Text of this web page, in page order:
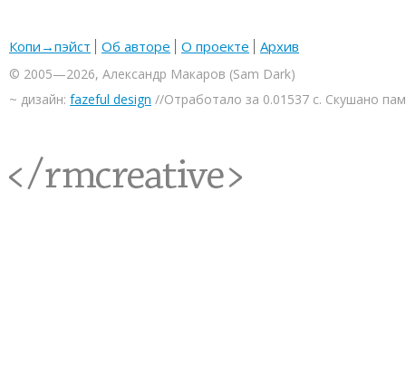
Копи→пэйст Об авторе О проекте Архив
© 2005—2026, Александр Макаров (Sam Dark)
~ дизайн: fazeful design //Отработало за 0.01537 с. Скушано
<rmcreative/>